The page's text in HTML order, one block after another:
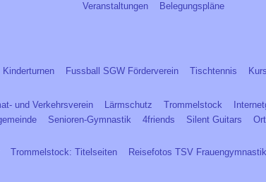
Veranstaltungen
Belegungspläne
Kinderturnen Fussball SGW Förderverein Tischtennis
und Verkehrsverein Lärmschutz Trommelstock
Senioren-Gymnastik 4friends Silent Guitars
Trommelstock: Titelseiten Reisefotos TSV Frauengymnastik